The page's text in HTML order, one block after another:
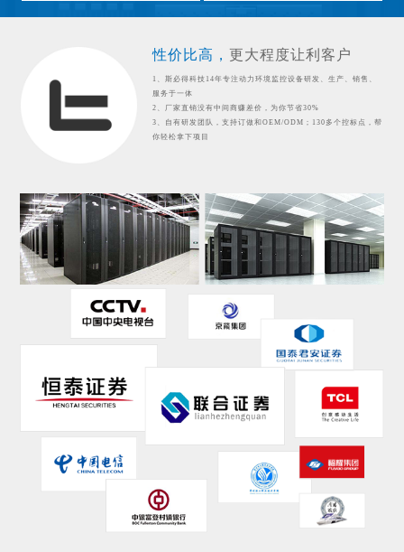
性价比高， 更大程度让利客户
1、斯必得科技14年专注动力环境监控设备研发、生产、销售、
服务于一体
2、厂家直销没有中间商赚差价，为你节省30%
3、自有研发团队，支持订做和OEM/ODM；130多个控标点，帮
你轻松拿下项目